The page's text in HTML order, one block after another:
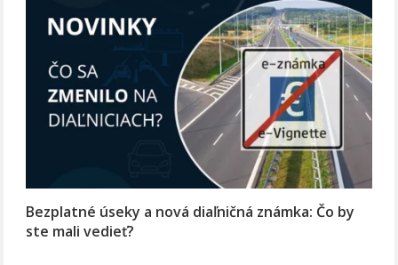
Bezplatné úseky a nová diaľničná známka: Čo by
ste mali vedieť?